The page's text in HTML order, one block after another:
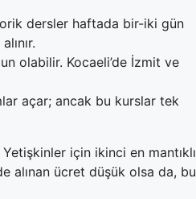
dersler haftada bir-iki gün
olabilir. Kocaeli’de İzmit ve
açar; ancak bu kurslar tek
için ikinci en mantıklı
alınan ücret düşük olsa da, bu